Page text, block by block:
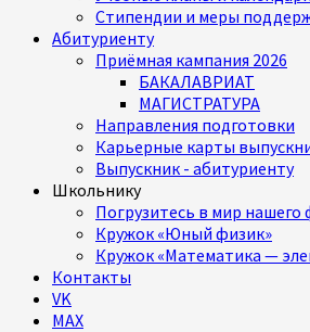
Стипендии и меры
Абитуриенту
Приёмная кампания 2026
БАКАЛАВРИАТ
МАГИСТРАТУРА
Направления подготовки
Карьерные карты
Выпускник - абитуриенту
Школьнику
Погрузитесь в мир нашего
Кружок «Юный физик»
Кружок «Математика —
Контакты
VK
MAX